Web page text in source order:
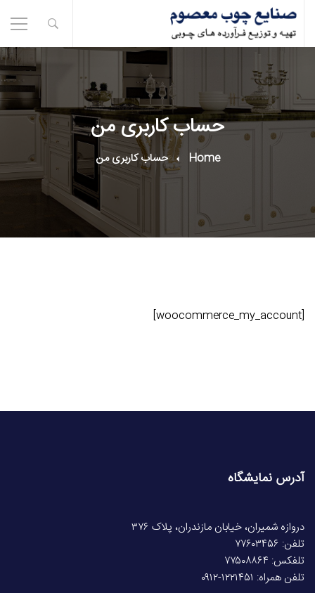
حساب کاربری من
Home حساب کاربری من
[woocommerce_my_account]
آدرس نمایشگاه
دروازه شمیران، خیابان مازندران، پلاک ۳۷۶
تلفن: ۷۷۶۰۳۴۵۶
تلفکس: ۷۷۵۰۸۸۶۴
تلفن همراه: ۱۲۲۱۴۵۱-۰۹۱۲